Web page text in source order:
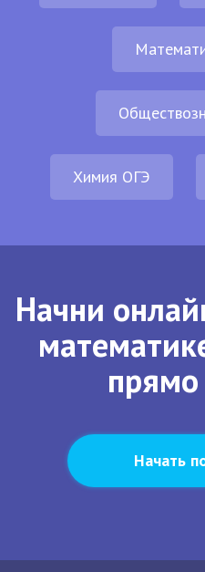
Химия ОГЭ
Начни
прямо
Начать